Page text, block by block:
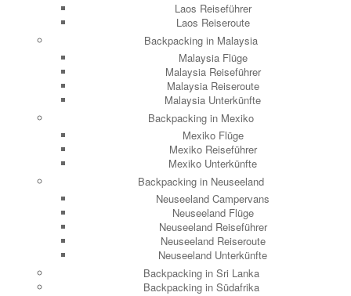
Laos Reiseführer
Laos Reiseroute
Backpacking in Malaysia
Malaysia Flüge
Malaysia Reiseführer
Malaysia Reiseroute
Malaysia Unterkünfte
Backpacking in Mexiko
Mexiko Flüge
Mexiko Reiseführer
Mexiko Unterkünfte
Backpacking in Neuseeland
Neuseeland Campervans
Neuseeland Flüge
Neuseeland Reiseführer
Neuseeland Reiseroute
Neuseeland Unterkünfte
Backpacking in Sri Lanka
Backpacking in Südafrika